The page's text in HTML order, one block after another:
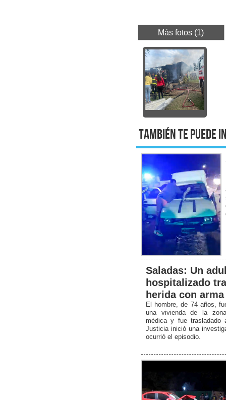
Más fotos (1)
También te puede
Saladas: Un
hospitalizado
herida con
El hombre, de 74 años,
una vivienda de la
médica y fue trasladado
Justicia inició una
ocurrió el episodio.